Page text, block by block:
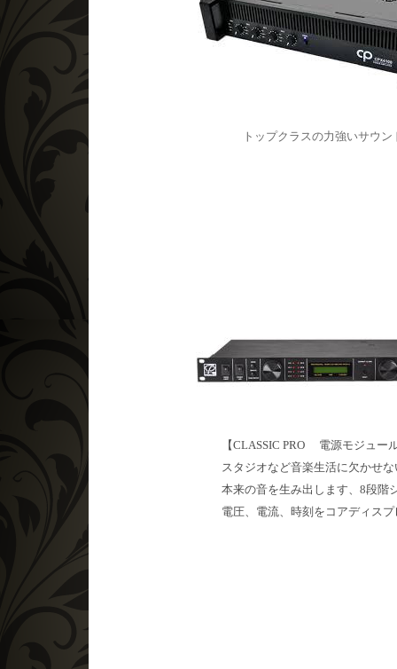
トップクラスの力強いサウン
【CLASSIC PRO 電源モジュー
スタジオなど音楽生活に欠かせ
本来の音を生み出します、 8段階
電圧、電流、時刻をコアディス